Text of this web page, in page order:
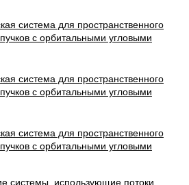
системы, использующие потоки